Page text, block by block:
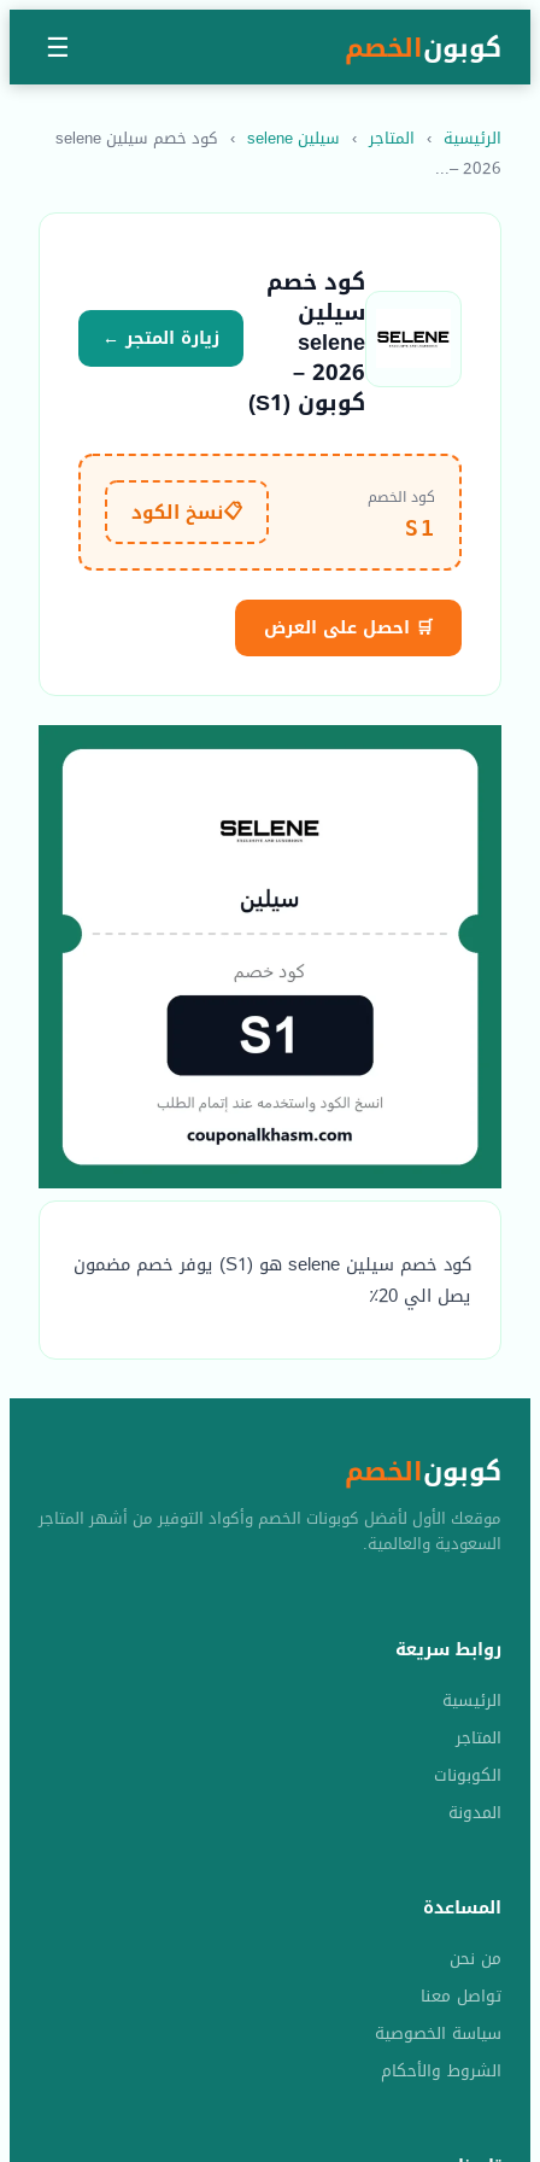
كوبونالخصم ☰
الرئيسية › المتاجر › سيلين selene ›
كود خصم سيلين selene
2026 –...
كود خصم
سيلين
selene
2026 –
كوبون (S1)
زيارة المتجر ←
كود الخصم
S1
📋نسخ الكود
🛒 احصل على العرض
كود خصم سيلين selene هو (S1) يوفر خصم مضمون
يصل الي 20٪
كوبونالخصم
موقعك الأول لأفضل كوبونات الخصم وأكواد التوفير من أشهر المتاجر
السعودية والعالمية.
روابط سريعة
الرئيسية
المتاجر
الكوبونات
المدونة
المساعدة
من نحن
تواصل معنا
سياسة الخصوصية
الشروط والأحكام